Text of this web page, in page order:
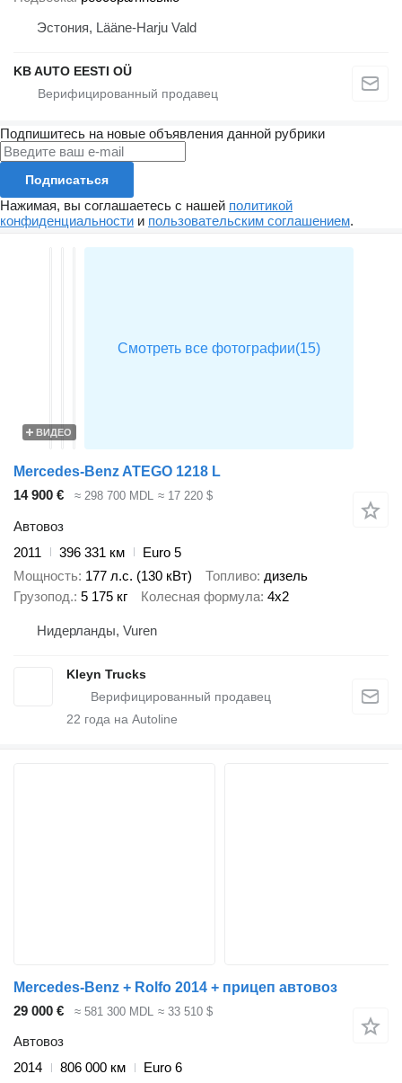
Эстония, Lääne-Harju Vald
KB AUTO EESTI OÜ
Подпишитесь на новые объявления данной рубрики
Подписаться
Нажимая, вы соглашаетесь с нашей политикой
конфиденциальности и пользовательским соглашением.
ВИДЕО
Mercedes-Benz ATEGO 1218 L
14 900 €
≈ 298 700 MDL ≈ 17 220 $
Автовоз
2011
396 331 км
Euro 5
Мощность 177 л.с. (130 кВт) Топливо дизель
Грузопод. 5 175 кг Колесная формула 4x2
Нидерланды, Vuren
Kleyn Trucks
22 года на Autoline
Mercedes-Benz + Rolfo 2014 + прицеп автовоз
29 000 €
≈ 581 300 MDL ≈ 33 510 $
Автовоз
2014
806 000 км Euro 6